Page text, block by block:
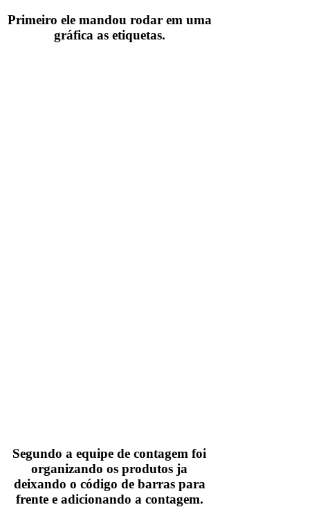
Primeiro ele mandou rodar em uma
gráfica as etiquetas.
Segundo a equipe de contagem foi
organizando os produtos ja
deixando o código de barras para
frente e adicionando a contagem.